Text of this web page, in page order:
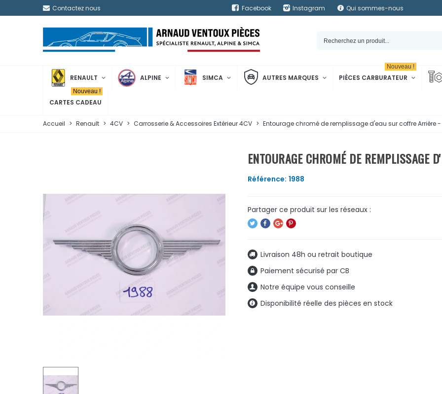
Contactez nous Facebook Instagram Qui sommes-nous
RENAULT ALPINE SIMCA AUTRES MARQUES PIÈCES CARBURATEUR
Nouveau !
CARTES CADEAU
Nouveau !
Accueil > Renault > 4CV > Carrosserie & Accessoires Extérieur 4CV > Entourage chromé de remplissage d'eau sur coffre Arrière -
ENTOURAGE CHROMÉ DE REMPLISSAGE
Référence: 1988
Livraison 48h ou retrait boutique
Paiement sécurisé par CB
Notre équipe vous conseille
Disponibilité réelle des pièces en stock